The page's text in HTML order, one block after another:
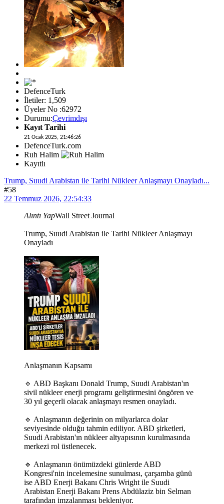
DefenceTurk
İletiler: 1,509
Üyeler No :62972
Durumu:Çevrimdışı
Kayıt Tarihi
21 Ocak 2025, 21:46:26
DefenceTurk.com
Ruh Halim
Kayıtlı
Trump, Suudi Arabistan ile Tarihi Nükleer Anlaşmayı Onayladı...
#58
22 Temmuz 2026, 22:54:33
Alıntı YapWall Street Journal
Trump, Suudi Arabistan ile Tarihi Nükleer Anlaşmayı
Onayladı
Anlaşmanın Kapsamı
🔹 ABD Başkanı Donald Trump, Suudi Arabistan'ın
sivil nükleer enerji programı geliştirmesini öngören ve
30 yıl geçerli olacak anlaşmayı resmen onayladı.
🔹 Anlaşmanın değerinin on milyarlarca dolar
seviyesinde olduğu tahmin ediliyor. ABD şirketleri,
Suudi Arabistan'ın nükleer altyapısının kurulmasında
merkezi rol üstlenecek.
🔹 Anlaşmanın önümüzdeki günlerde ABD
Kongresi'nin incelemesine sunulması, çarşamba günü
ise ABD Enerji Bakanı Chris Wright ile Suudi
Arabistan Enerji Bakanı Prens Abdülaziz bin Selman
tarafından imzalanması bekleniyor.